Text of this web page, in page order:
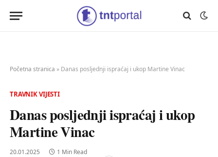
Početna stranica » Danas posljednji ispraćaj i ukop Martine Vinac
TRAVNIK VIJESTI
Danas posljednji ispraćaj i ukop
Martine Vinac
20.01.2025 1 Min Read